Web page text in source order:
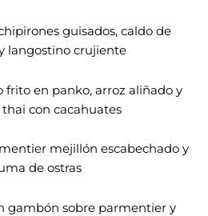
guisados, caldo de
langostino crujiente
frito en panko, arroz aliñado y
thai con cacahuates
mejillón escabechado y
de ostras
gambón sobre parmentier y